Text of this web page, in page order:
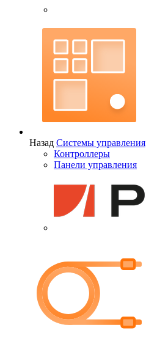
Назад Системы управления
Контроллеры
Панели управления